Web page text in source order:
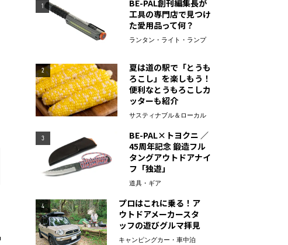
1
BE-PAL創刊編集長が
工具の専門店で見つけ
た愛用品って何？
ランタン・ライト・ランプ
2
夏は道の駅で「とうも
ろこし」を楽しもう！
便利なとうもろこしカ
ッターも紹介
サスティナブル＆ローカル
3
BE-PAL×トヨクニ ／
45周年記念 鍛造フル
タングアウトドアナイ
フ「独遊」
道具・ギア
4
プロはこれに乗る！ア
ウトドアメーカースタ
ッフの遊びグルマ拝見
キャンピングカー・車中泊